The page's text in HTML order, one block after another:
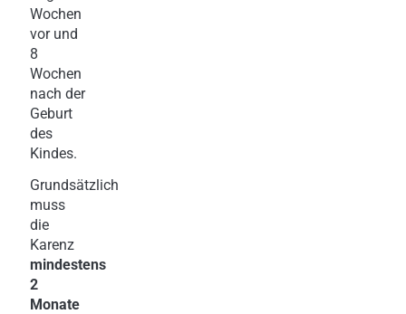
Wochen
vor und
8
Wochen
nach der
Geburt
des
Kindes.
Grundsätzlich
muss
die
Karenz
mindestens
2
Monate